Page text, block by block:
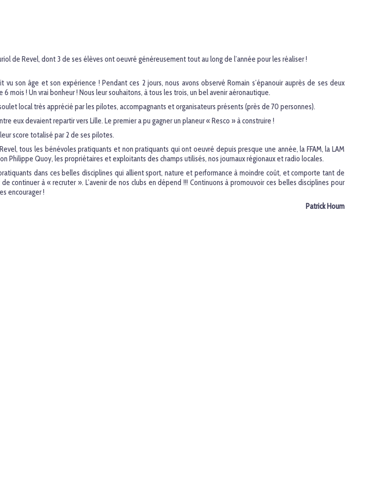
de Revel, dont 3 de ses élèves ont oeuvré généreusement tout au long de l’année pour les réaliser !
son âge et son expérience ! Pendant ces 2 jours, nous avons observé Romain s’épanouir auprès de ses deux
mois ! Un vrai bonheur ! Nous leur souhaitons, à tous les trois, un bel avenir aéronautique.
local très apprécié par les pilotes, accompagnants et organisateurs présents (près de 70 personnes).
eux devaient repartir vers Lille. Le premier a pu gagner un planeur « Resco » à construire !
score totalisé par 2 de ses pilotes.
tous les bénévoles pratiquants et non pratiquants qui ont oeuvré depuis presque une année, la FFAM, la LAM
Philippe Quoy, les propriétaires et exploitants des champs utilisés, nos journaux régionaux et radio locales.
dans ces belles disciplines qui allient sport, nature et performance à moindre coût, et comporte tant de
continuer à « recruter ». L’avenir de nos clubs en dépend !!! Continuons à promouvoir ces belles disciplines pour
encourager !
Patrick Houm